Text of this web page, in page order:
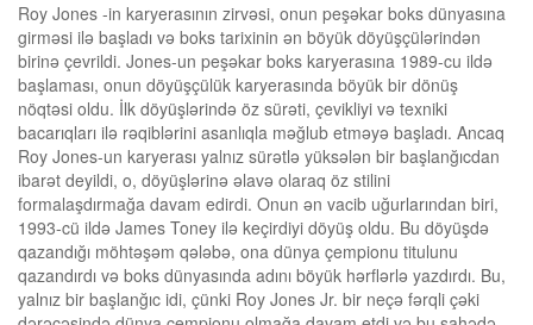
Roy Jones -in karyerasının zirvəsi, onun peşəkar boks dünyasına
girməsi ilə başladı və boks tarixinin ən böyük döyüşçülərindən
birinə çevrildi. Jones-un peşəkar boks karyerasına 1989-cu ildə
başlaması, onun döyüşçülük karyerasında böyük bir dönüş
nöqtəsi oldu. İlk döyüşlərində öz sürəti, çevikliyi və texniki
bacarıqları ilə rəqiblərini asanlıqla məğlub etməyə başladı. Ancaq
Roy Jones-un karyerası yalnız sürətlə yüksələn bir başlanğıcdan
ibarət deyildi, o, döyüşlərinə əlavə olaraq öz stilini
formalaşdırmağa davam edirdi. Onun ən vacib uğurlarından biri,
1993-cü ildə James Toney ilə keçirdiyi döyüş oldu. Bu döyüşdə
qazandığı möhtəşəm qələbə, ona dünya çempionu titulunu
qazandırdı və boks dünyasında adını böyük hərflərlə yazdırdı. Bu,
yalnız bir başlanğıc idi, çünki Roy Jones Jr. bir neçə fərqli çəki